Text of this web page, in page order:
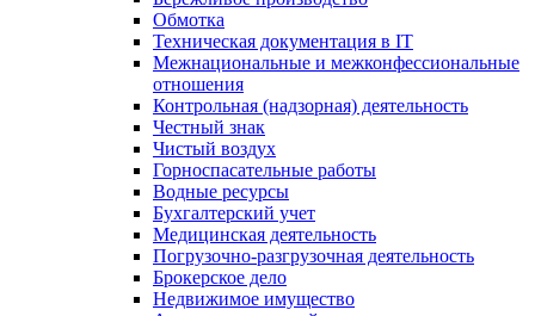
Обмотка
Техническая документация в IT
Межнациональные и межконфессиональные
отношения
Контрольная (надзорная) деятельность
Честный знак
Чистый воздух
Горноспасательные работы
Водные ресурсы
Бухгалтерский учет
Медицинская деятельность
Погрузочно-разгрузочная деятельность
Брокерское дело
Недвижимое имущество